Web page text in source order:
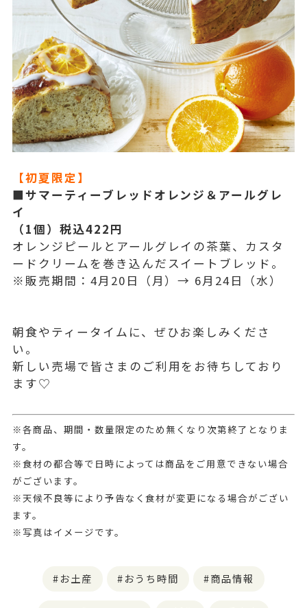
【初夏限定】
■サマーティーブレッドオレンジ＆アールグレ
イ
（1個）税込422円
オレンジピールとアールグレイの茶葉、カスタ
ードクリームを巻き込んだスイートブレッド。
※販売期間：4月20日（月）→ 6月24日（水）
朝食やティータイムに、ぜひお楽しみくださ
い。
新しい売場で皆さまのご利用をお待ちしており
ます♡
※各商品、期間・数量限定のため無くなり次第終了となりま
す。
※食材の都合等で日時によっては商品をご用意できない場合
がございます。
※天候不良等により予告なく食材が変更になる場合がござい
ます。
※写真はイメージです。
お土産 おうち時間 商品情報